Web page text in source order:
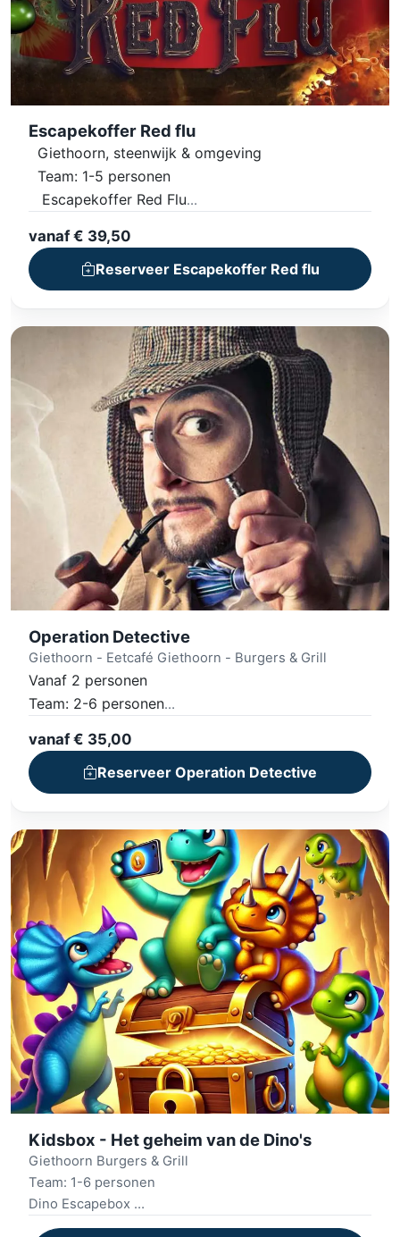
Escapekoffer Red flu
Giethoorn, steenwijk & omgeving
Team: 1-5 personen
Escapekoffer Red Flu
Inclusief Games en materialen
Ophalen binnen tijdslot
Volgende dag terug (voor 10.00 uur)
vanaf € 39,50
Reserveer Escapekoffer Red flu
Operation Detective
Giethoorn - Eetcafé Giethoorn - Burgers & Grill
Vanaf 2 personen
Team: 2-6 personen
Uitdagende puzzels en opdrachten
Inclusief GameApp en materiaal
vanaf € 35,00
Reserveer Operation Detective
Kidsbox - Het geheim van de Dino's
Giethoorn Burgers & Grill
Team: 1-6 personen
Dino Escapebox
Leuke puzzels en opdrachten